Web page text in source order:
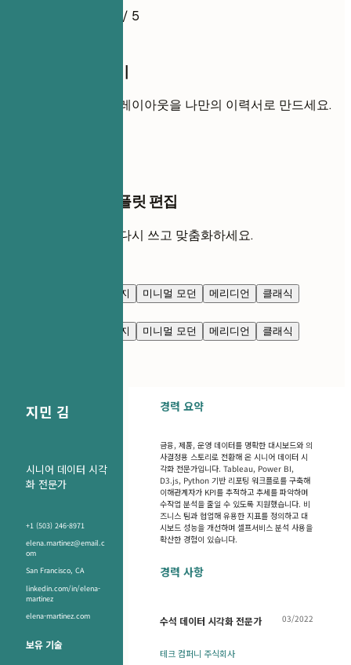
/ 5
이 템플릿 사용하기
내 경력을 추가해 이 레이아웃을 나만의 이력서로 만드세요.
AI 채팅에서 이 템플릿 편집
AI와 함께 각 섹션을 다시 쓰고 맞춤화하세요.
프레스티지 미니멀 모던 메리디언
클래식
프레스티지 미니멀 모던 메리디언
클래식
지민 김
시니어 데이터 시각
화 전문가
+1 (503) 246-8971
elena.martinez@email.c
om
San Francisco, CA
linkedin.com/in/elena-
martinez
elena-martinez.com
보유 기술
경력 요약
금융, 제품, 운영 데이터를 명확한 대시보드와 의
사결정용 스토리로 전환해 온 시니어 데이터 시
각화 전문가입니다. Tableau, Power BI,
D3.js, Python 기반 리포팅 워크플로를 구축해
이해관계자가 KPI를 추적하고 추세를 파악하며
수작업 분석을 줄일 수 있도록 지원했습니다. 비
즈니스 팀과 협업해 유용한 지표를 정의하고 대
시보드 성능을 개선하며 셀프서비스 분석 사용을
확산한 경험이 있습니다.
경력 사항
수석 데이터 시각화 전문가 03/2022
테크 컴퍼니 주식회사